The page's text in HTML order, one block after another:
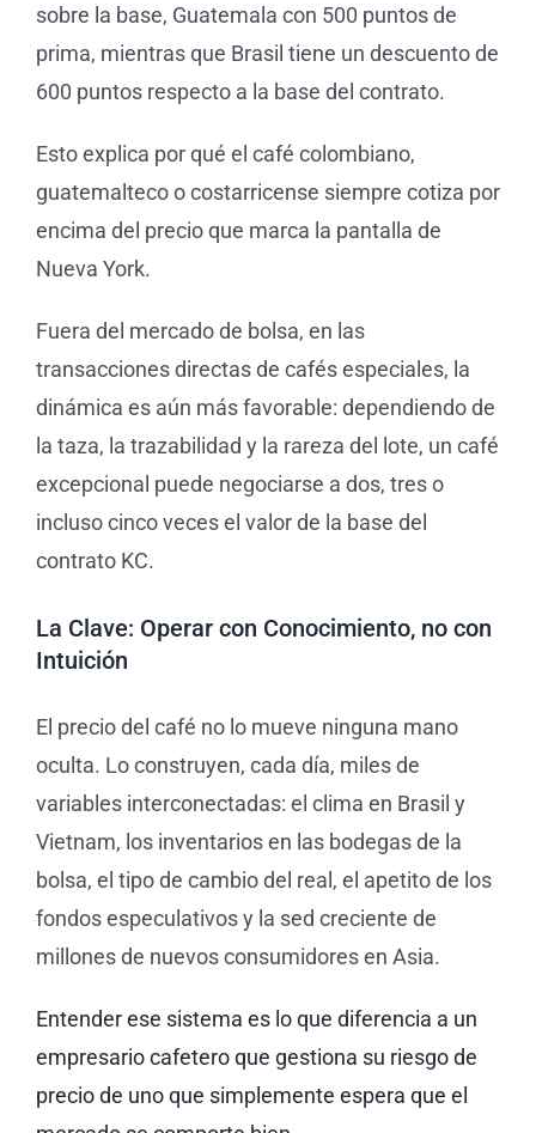
sobre la base, Guatemala con 500 puntos de
prima, mientras que Brasil tiene un descuento de
600 puntos respecto a la base del contrato.
Esto explica por qué el café colombiano,
guatemalteco o costarricense siempre cotiza por
encima del precio que marca la pantalla de
Nueva York.
Fuera del mercado de bolsa, en las
transacciones directas de cafés especiales, la
dinámica es aún más favorable: dependiendo de
la taza, la trazabilidad y la rareza del lote, un café
excepcional puede negociarse a dos, tres o
incluso cinco veces el valor de la base del
contrato KC.
La Clave: Operar con Conocimiento, no con
Intuición
El precio del café no lo mueve ninguna mano
oculta. Lo construyen, cada día, miles de
variables interconectadas: el clima en Brasil y
Vietnam, los inventarios en las bodegas de la
bolsa, el tipo de cambio del real, el apetito de los
fondos especulativos y la sed creciente de
millones de nuevos consumidores en Asia.
Entender ese sistema es lo que diferencia a un
empresario cafetero que gestiona su riesgo de
precio de uno que simplemente espera que el